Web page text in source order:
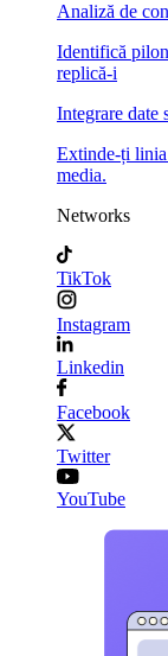
Analiză de
Identifică
replică-i
Integrare date
Extinde-ți linia
media.
Networks
TikTok
Instagram
Linkedin
Facebook
Twitter
YouTube